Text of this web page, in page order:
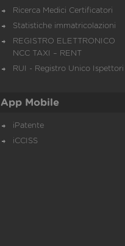
Ricerca Medici Certificatori
Statistiche immatricolazioni
REGISTRO ELETTRONICO
NCC TAXI – RENT
RUI - Registro Unico Ispettori
App Mobile
iPatente
iCCISS